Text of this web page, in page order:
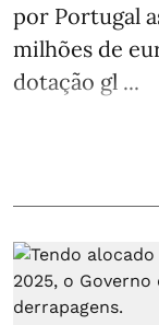
por Portugal
milhões de
dotação gl ...